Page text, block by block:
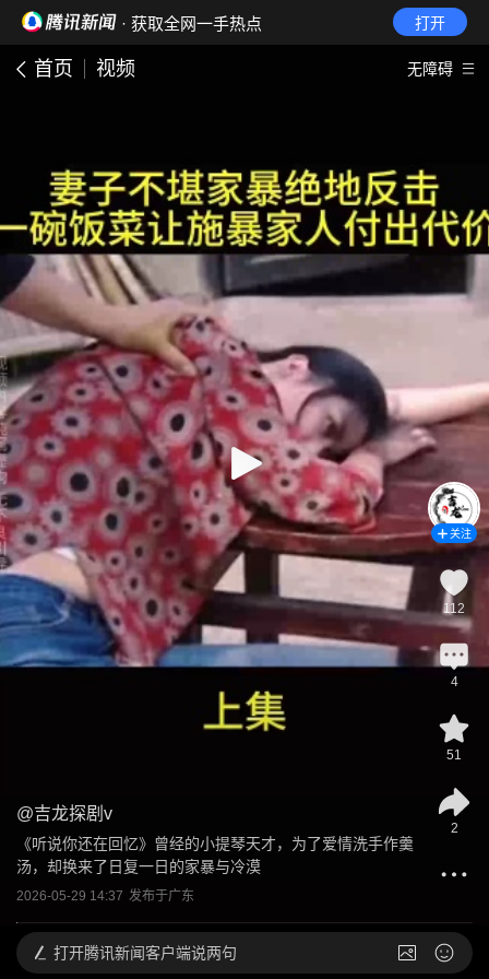
· 获取全网一手热点 打开
首页 视频 无障碍
@吉龙探剧v
《听说你还在回忆》曾经的小提琴天才，为了爱情洗手作羹
汤，却换来了日复一日的家暴与冷漠
2026-05-29 14:37 发布于广东
关注
112
4
51
2
打开腾讯新闻客户端说两句